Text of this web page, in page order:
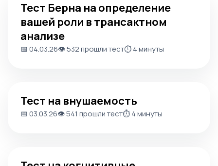
Тест Берна на определение
вашей роли в трансактном
анализе
📅 04.03.26👁️ 532 прошли тест⏱️ 4 минуты
Тест на внушаемость
📅 03.03.26👁️ 541 прошли тест⏱️ 4 минуты